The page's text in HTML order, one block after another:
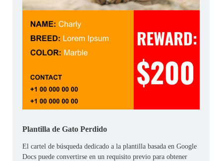
Plantilla de Gato Perdido
El cartel de búsqueda dedicado a la plantilla basada en Google
Docs puede convertirse en un requisito previo para obtener